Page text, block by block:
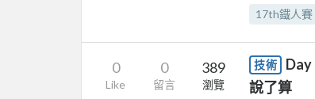
17th鐵人賽
0
Like
0
留言
389
瀏覽
技術
Day
說了算